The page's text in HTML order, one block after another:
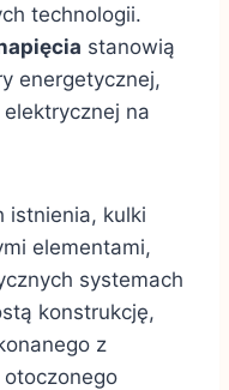
technologii.
stanowią
energetycznej,
elektrycznej na
istnienia, kulki
elementami,
systemach
konstrukcję,
z
otoczonego